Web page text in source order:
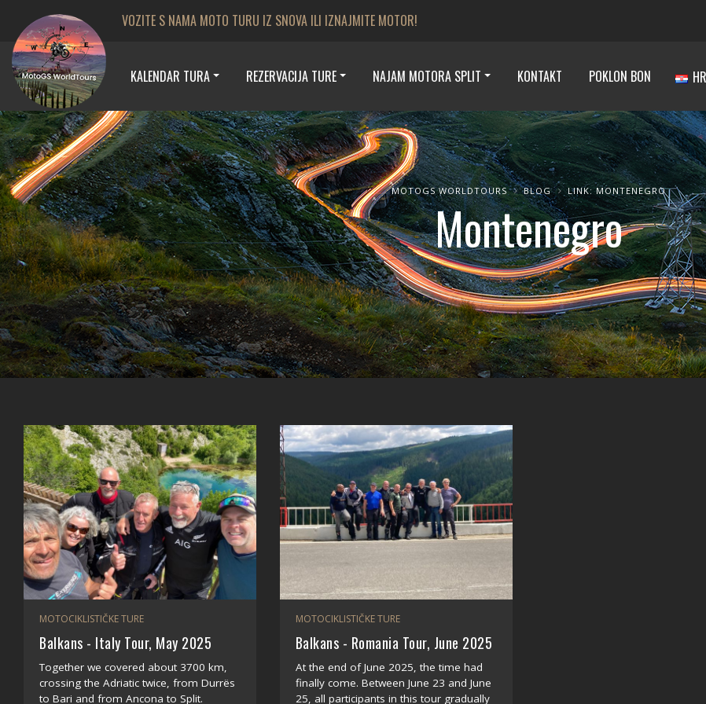
VOZITE S NAMA MOTO TURU IZ SNOVA ILI IZNAJMITE MOTOR!
KALENDAR TURA REZERVACIJA TURE NAJAM MOTORA SPLIT KONTAKT POKLON BON HR
MOTOGS WORLDTOURS BLOG LINK: MONTENEGRO
Montenegro
MOTOCIKLISTIČKE TURE
Balkans - Italy Tour, May 2025
Together we covered about 3700 km,
crossing the Adriatic twice, from Durrës
to Bari and from Ancona to Split.
MOTOCIKLISTIČKE TURE
Balkans - Romania Tour, June 2025
At the end of June 2025, the time had
finally come. Between June 23 and June
25, all participants in this tour gradually